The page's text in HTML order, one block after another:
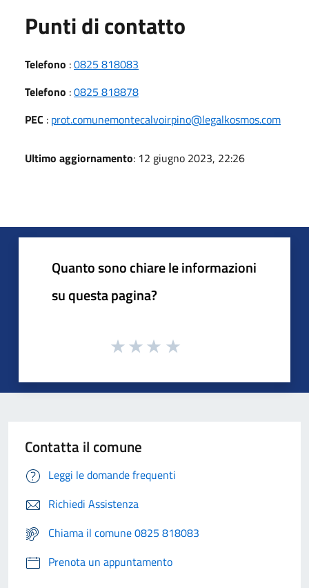
Punti di contatto
Telefono :0825 818083
Telefono :0825 818878
PEC : prot.comunemontecalvoirpino@legalkosmos.com
Ultimo aggiornamento: 12 giugno 2023, 22:26
Quanto sono chiare le informazioni
su questa pagina?
Contatta il comune
Leggi le domande frequenti
Richiedi Assistenza
Chiama il comune 0825 818083
Prenota un appuntamento